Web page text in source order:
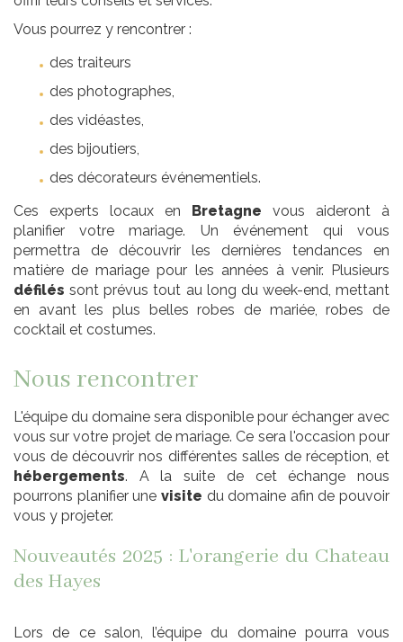
Vous pourrez y rencontrer :
des traiteurs
des photographes,
des vidéastes,
des bijoutiers,
des décorateurs événementiels.
Ces experts locaux en Bretagne vous aideront à
planifier votre mariage. Un événement qui vous
permettra de découvrir les dernières tendances en
matière de mariage pour les années à venir. Plusieurs
défilés sont prévus tout au long du week-end, mettant
en avant les plus belles robes de mariée, robes de
cocktail et costumes.
Nous rencontrer
L'équipe du domaine sera disponible pour échanger avec
vous sur votre projet de mariage. Ce sera l'occasion pour
vous de découvrir nos différentes salles de réception, et
hébergements. A la suite de cet échange nous
pourrons planifier une visite du domaine afin de pouvoir
vous y projeter.
Nouveautés 2025 : L'orangerie du Chateau
des Hayes
Lors de ce salon, l’équipe du domaine pourra vous